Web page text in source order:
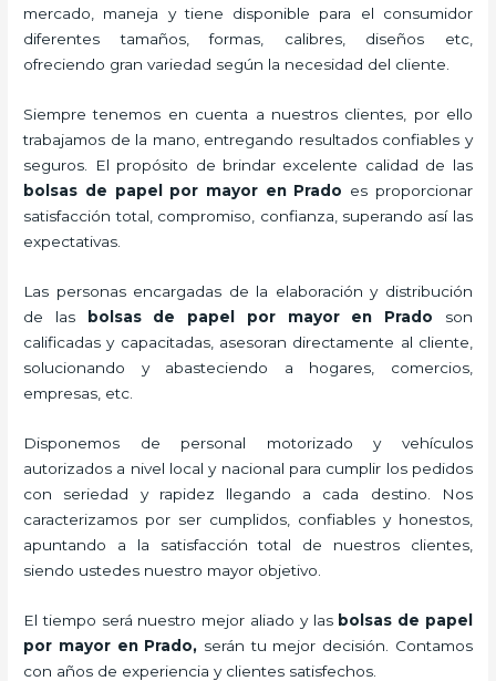
mercado,
maneja y tiene disponible para el consumidor
diferentes tamaños, formas, calibres, diseños etc,
ofreciendo gran variedad según la necesidad del cliente.
Siempre tenemos en cuenta a nuestros clientes, por ello
trabajamos de la mano, entregando resultados confiables y
seguros. El propósito de brindar excelente calidad de las
bolsas de papel por mayor en Prado es proporcionar
satisfacción total, compromiso, confianza, superando así las
expectativas.
Las personas encargadas de la elaboración y distribución
de las
bolsas de papel por mayor en Prado son
calificadas y capacitadas, asesoran directamente al cliente,
solucionando y abasteciendo a hogares, comercios,
empresas, etc.
Disponemos de personal motorizado y vehículos
autorizados a nivel local y nacional para cumplir los pedidos
con seriedad y rapidez llegando a cada destino. Nos
caracterizamos por ser cumplidos, confiables y honestos,
apuntando a la satisfacción total de nuestros clientes,
siendo ustedes nuestro mayor objetivo.
El tiempo será nuestro mejor aliado y las bolsas de papel
por mayor en Prado, serán tu mejor decisión. Contamos
con años de experiencia y clientes satisfechos.